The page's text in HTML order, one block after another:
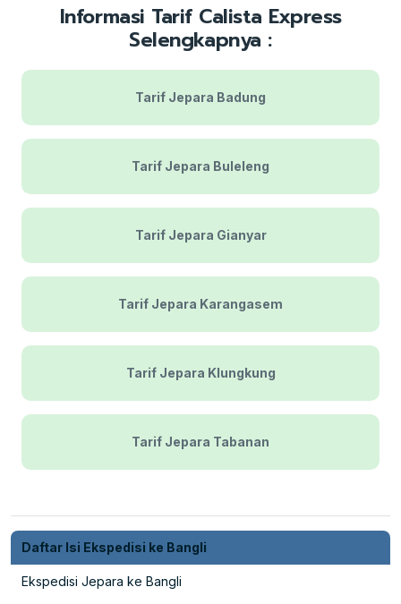
Informasi Tarif Calista Express
Selengkapnya :
Tarif Jepara Badung
Tarif Jepara Buleleng
Tarif Jepara Gianyar
Tarif Jepara Karangasem
Tarif Jepara Klungkung
Tarif Jepara Tabanan
Daftar Isi Ekspedisi ke Bangli
Ekspedisi Jepara ke Bangli